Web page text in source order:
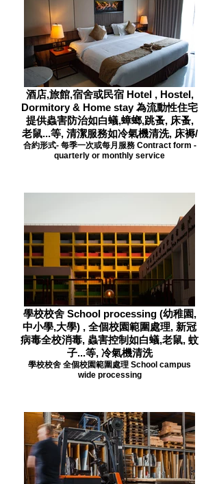
酒店,旅館,宿舍或民宿 Hotel , Hostel,
Dormitory & Home stay 為流動性住宅
提供蟲害防治如白蟻,蟑螂,跳蚤, 床蚤,
老鼠...等, 清潔服務如冷氣機清洗, 床褥/
合約形式- 每季一次或每月服務 Contract form -
quarterly or monthly service
學校校舍 School processing (幼稚園,
中小學,大學) , 全個校園範圍處理, 新冠
病毒全校消毒, 蟲害控制如白蟻,老鼠, 蚊
子...等, 冷氣機清洗
學校校舍 全個校園範圍處理 School campus
wide processing